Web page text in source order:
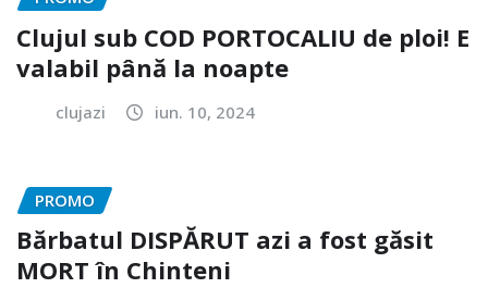
Clujul sub COD PORTOCALIU de ploi! E
valabil până la noapte
clujazi iun. 10, 2024
PROMO
Bărbatul DISPĂRUT azi a fost găsit
MORT în Chinteni